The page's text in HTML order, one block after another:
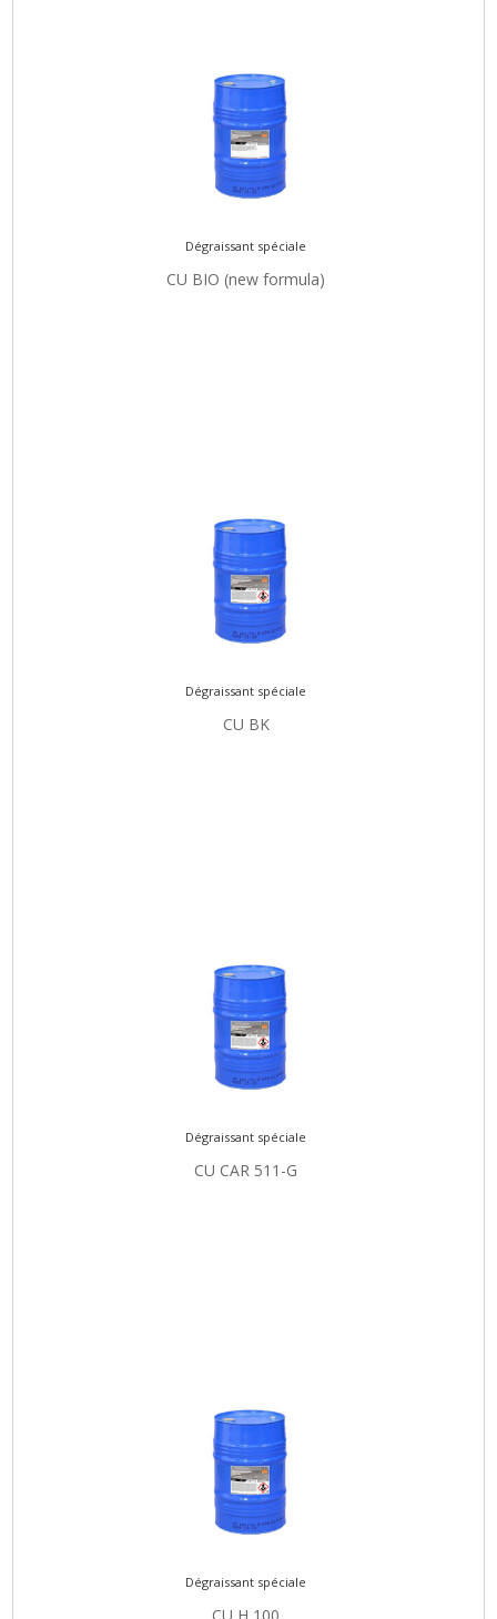
Dégraissant spéciale
CU BIO (new formula)
Dégraissant spéciale
CU BK
Dégraissant spéciale
CU CAR 511-G
Dégraissant spéciale